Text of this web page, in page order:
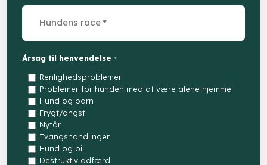
Årsag til henvendelse *
Renlighedsproblemer
Problemer for hunden med at være alene hjemme
Hund og barn
Frygt/angst
Nytår
Tvangshandlinger
Hund og bil
Destruktiv adfærd